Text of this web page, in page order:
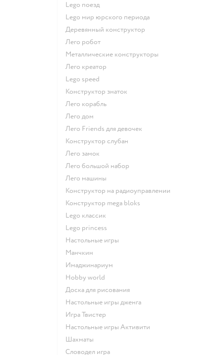
Lego поезд
Lego мир юрского периода
Деревянный конструктор
Лего робот
Металлические конструкторы
Лего креатор
Lego speed
Конструктор знаток
Лего корабль
Лего дом
Лего Friends для девочек
Конструктор слубан
Лего замок
Лего большой набор
Лего машины
Конструктор на радиоуправлении
Конструктор mega bloks
Lego классик
Lego princess
Настольные игры
Манчкин
Имаджинариум
Hobby world
Доска для рисования
Настольные игры дженга
Игра Твистер
Настольные игры Активити
Шахматы
Словодел игра